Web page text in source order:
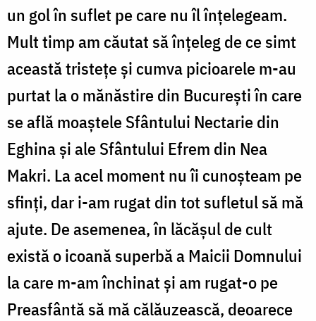
un gol în suflet pe care nu îl înțelegeam.
Mult timp am căutat să înțeleg de ce simt
această tristețe și cumva picioarele m-au
purtat la o mănăstire din București în care
se află moaștele Sfântului Nectarie din
Eghina și ale Sfântului Efrem din Nea
Makri. La acel moment nu îi cunoșteam pe
sfinți, dar i-am rugat din tot sufletul să mă
ajute. De asemenea, în lăcășul de cult
există o icoană superbă a Maicii Domnului
la care m-am închinat și am rugat-o pe
Preasfântă să mă călăuzească, deoarece